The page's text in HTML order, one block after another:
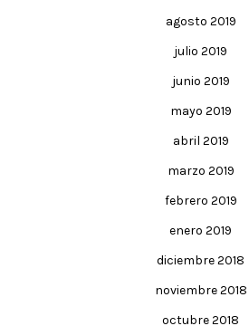
agosto 2019
julio 2019
junio 2019
mayo 2019
abril 2019
marzo 2019
febrero 2019
enero 2019
diciembre 2018
noviembre 2018
octubre 2018